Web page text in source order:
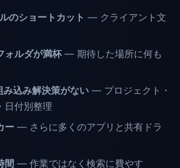
のショートカット — クライアント文
ォルダが満杯— 期待した場所に何も
込み解決策がない — プロジェクト・
日付別整理
ー — さらに多くのアプリと共有ドラ
間 — 作業ではなく検索に費やす